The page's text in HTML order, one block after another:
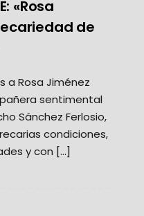
«Rosa
de
a Rosa Jiménez
sentimental
Sánchez Ferlosio,
condiciones,
y con […]